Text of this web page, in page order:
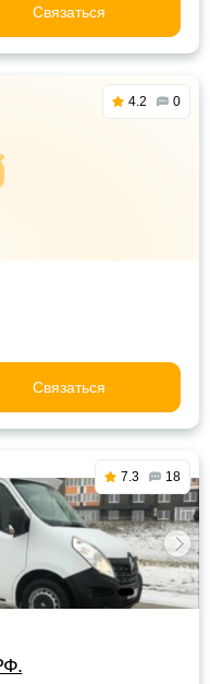
Связаться
4.2 0
Связаться
7.3 18